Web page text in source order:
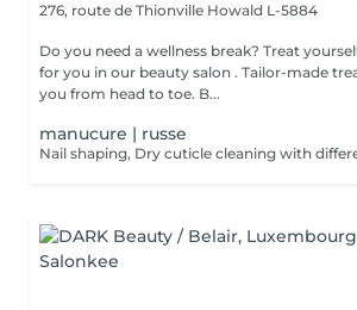
276, route de Thionville Howald L-5884
Do you need a wellness break? Treat yourself to a moment just
for you in our beauty salon . Tailor-made treatments to pamper
you from head to toe. B...
manucure | russe
Nail shaping, Dry cuticle cleaning with